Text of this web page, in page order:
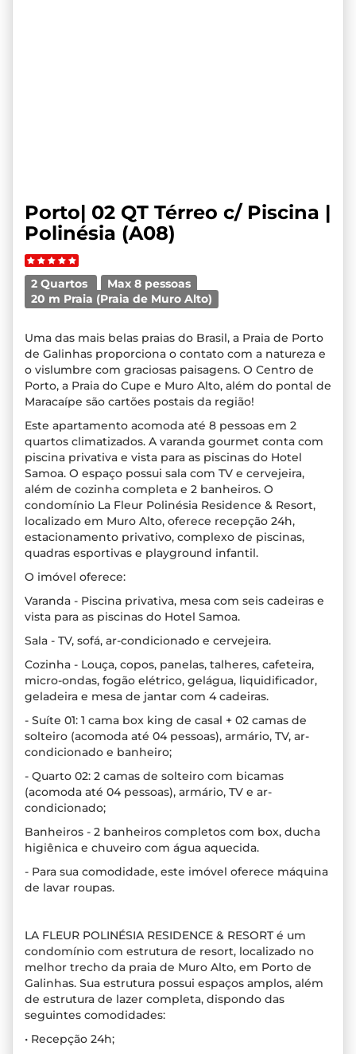
Porto| 02 QT Térreo c/ Piscina |
Polinésia (A08)
2 Quartos
Max 8 pessoas
20 m Praia (Praia de Muro Alto)
Uma das mais belas praias do Brasil, a Praia de Porto
de Galinhas proporciona o contato com a natureza e
o vislumbre com graciosas paisagens. O Centro de
Porto, a Praia do Cupe e Muro Alto, além do pontal de
Maracaípe são cartões postais da região!
Este apartamento acomoda até 8 pessoas em 2
quartos climatizados. A varanda gourmet conta com
piscina privativa e vista para as piscinas do Hotel
Samoa. O espaço possui sala com TV e cervejeira,
além de cozinha completa e 2 banheiros. O
condomínio La Fleur Polinésia Residence & Resort,
localizado em Muro Alto, oferece recepção 24h,
estacionamento privativo, complexo de piscinas,
quadras esportivas e playground infantil.
O imóvel oferece:
Varanda - Piscina privativa, mesa com seis cadeiras e
vista para as piscinas do Hotel Samoa.
Sala - TV, sofá, ar-condicionado e cervejeira.
Cozinha - Louça, copos, panelas, talheres, cafeteira,
micro-ondas, fogão elétrico, gelágua, liquidificador,
geladeira e mesa de jantar com 4 cadeiras.
- Suíte 01: 1 cama box king de casal + 02 camas de
solteiro (acomoda até 04 pessoas), armário, TV, ar-
condicionado e banheiro;
- Quarto 02: 2 camas de solteiro com bicamas
(acomoda até 04 pessoas), armário, TV e ar-
condicionado;
Banheiros - 2 banheiros completos com box, ducha
higiênica e chuveiro com água aquecida.
- Para sua comodidade, este imóvel oferece máquina
de lavar roupas.
LA FLEUR POLINÉSIA RESIDENCE & RESORT é um
condomínio com estrutura de resort, localizado no
melhor trecho da praia de Muro Alto, em Porto de
Galinhas. Sua estrutura possui espaços amplos, além
de estrutura de lazer completa, dispondo das
seguintes comodidades:
• Recepção 24h;